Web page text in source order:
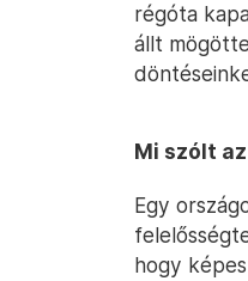
régóta
állt
Mi szólt
Egy
hogy